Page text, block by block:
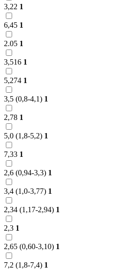
3,22 1
6,45 1
2.05 1
3,516 1
5,274 1
3,5 (0,8-4,1) 1
2,78 1
5,0 (1,8-5,2) 1
7,33 1
2,6 (0,94-3,3) 1
3,4 (1,0-3,77) 1
2,34 (1,17-2,94) 1
2,3 1
2,65 (0,60-3,10) 1
7,2 (1,8-7,4) 1